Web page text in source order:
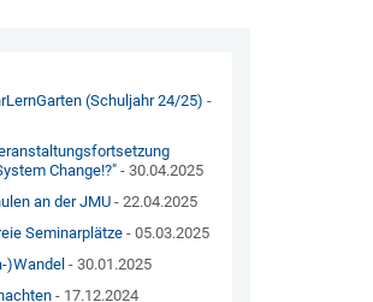
(Schuljahr 24/25) -
Change!?"- 30.04.2025
an der JMU- 22.04.2025
Seminarplätze- 05.03.2025
)Wandel - 30.01.2025
- 17.12.2024